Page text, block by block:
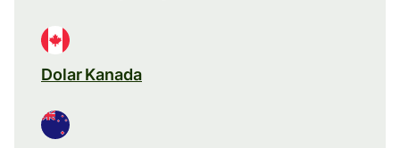
Dolar Kanada